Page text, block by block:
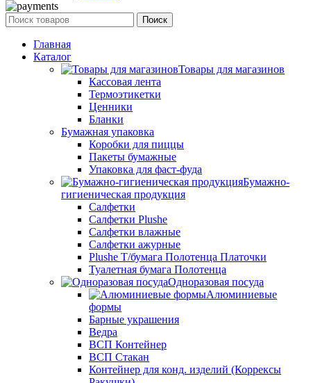
Поиск
Главная
Каталог
Товары для магазинов
Кассовая лента
Термоэтикетки
Ценники
Бланки
Бумажная упаковка
Коробки для пиццы
Пакеты бумажные
Упаковка для фаст-фуда
Бумажно-
гигиеническая продукция
Салфетки
Салфетки Plushe
Салфетки влажные
Салфетки ажурные
Plushe Т/бумага Полотенца Платочки
Туалетная бумага Полотенца
Одноразовая посуда
Алюминиевые
формы
Барные украшения
Ведра
ВСП Контейнер
ВСП Стакан
Контейнер для конд. изделий (Коррексы